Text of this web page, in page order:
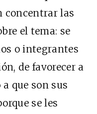
concentrar las
el tema: se
o integrantes
de favorecer a
que son sus
se les